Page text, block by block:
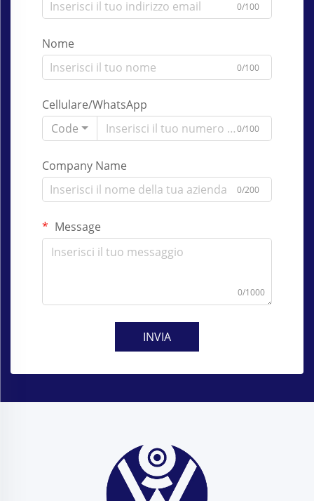
0/100
Nome
0/100
Cellulare/WhatsApp
Code
0/100
Company Name
0/200
Message
0/1000
INVIA